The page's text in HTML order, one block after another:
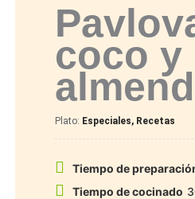
coco y
Plato: Especiales, Recetas
Tiempo de
Tiempo de cocinado